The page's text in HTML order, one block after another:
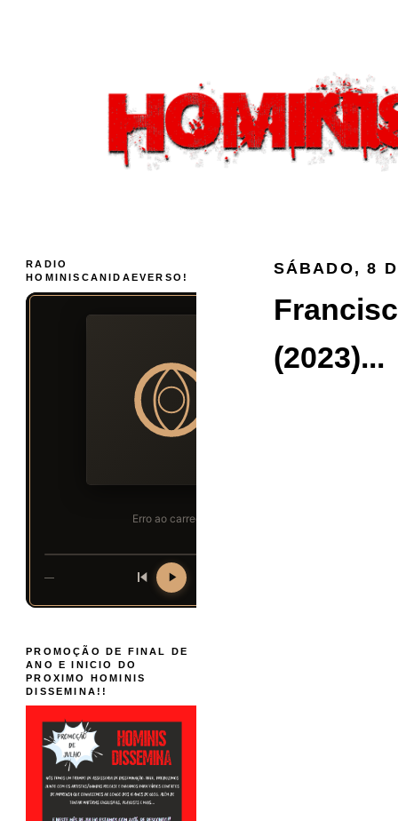
SÁBADO, 8
(2023)...
RADIO
HOMINISCANIDAEVERSO!
PROMOÇÃO DE FINAL DE
ANO E INICIO DO
PROXIMO HOMINIS
DISSEMINA!!